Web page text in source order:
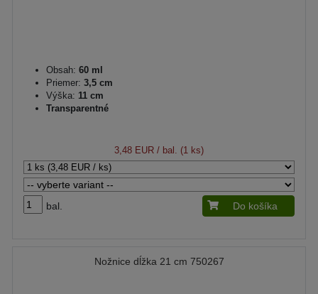
Obsah: 60 ml
Priemer: 3,5 cm
Výška: 11 cm
Transparentné
3,48 EUR / bal. (1 ks)
bal. Do košíka
Nožnice dĺžka 21 cm 750267